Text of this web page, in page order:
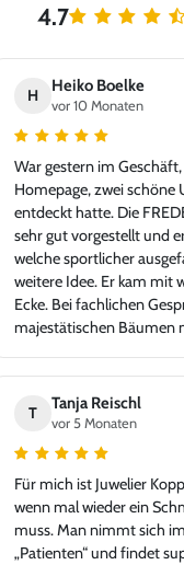
4.7
H
Heiko Boelke
vor 10 Monaten
War gestern im
Homepage, zwei
entdeckt hatte. Die
sehr gut vorgestellt und
welche sportlicher
weitere Idee. Er kam mit
Ecke. Bei fachlichen
majestätischen Bäumen
Tolle Idee - glücklicher
T
Tanja Reischl
vor 5 Monaten
Für mich ist Juwelier
wenn mal wieder ein
muss. Man nimmt sich
„Patienten“ und findet